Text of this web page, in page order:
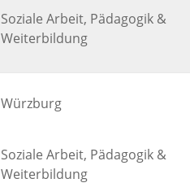
Soziale Arbeit, Pädagogik &
Weiterbildung
Würzburg
Soziale Arbeit, Pädagogik &
Weiterbildung